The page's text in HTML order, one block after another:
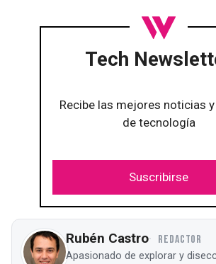
Tech
Recibe las mejores noticias
de tecnología
Suscribirse
Rubén Castro REDACTOR
Apasionado de explorar y